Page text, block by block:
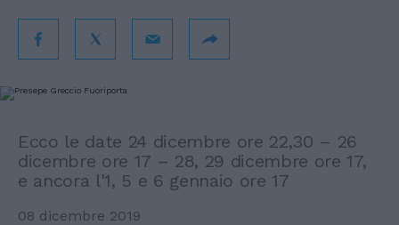
Ecco le date 24 dicembre ore 22,30 – 26
dicembre ore 17 – 28, 29 dicembre ore 17,
e ancora l'1, 5 e 6 gennaio ore 17
08 dicembre 2019